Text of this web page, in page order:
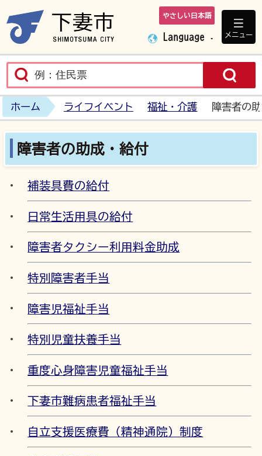
下妻市ホームペ
やさしい日本語
Language メニュー
ホーム ライフイベント 福祉・介護 障害者の
障害者の助成・給付
補装具費の給付
日常生活用具の給付
障害者タクシー利用料金助成
特別障害者手当
障害児福祉手当
特別児童扶養手当
重度心身障害児童福祉手当
下妻市難病患者福祉手当
自立支援医療費（精神通院）制度